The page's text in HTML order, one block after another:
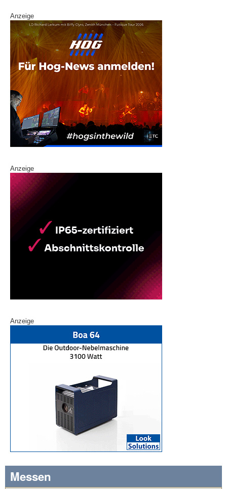
Anzeige
Anzeige
Anzeige
Messen